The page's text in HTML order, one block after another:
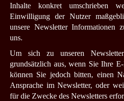
Inhalte konkret umschrieben
Einwilligung der Nutzer
unsere Newsletter Informationen
uns.
Um sich zu unseren
grundsätzlich aus, wenn Sie Ihre
können Sie jedoch bitten, einen
Ansprache im Newsletter, oder
für die Zwecke des Newsletters